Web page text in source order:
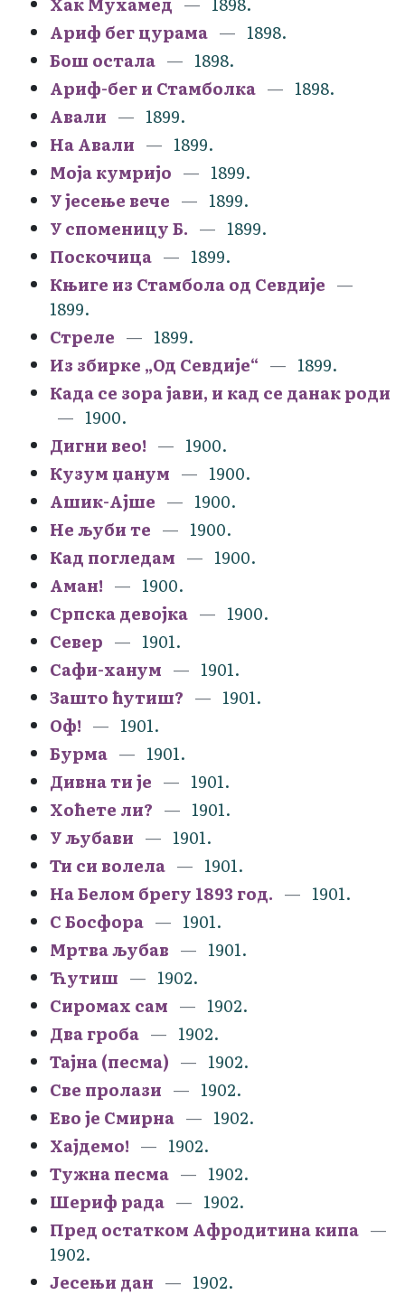
Ариф бег цурама
1898.
Бош остала
1898.
Ариф-бег и Стамболка
1898.
Авали
1899.
На Авали
1899.
Моја кумријо
1899.
У јесење вече
1899.
У споменицу Б.
1899.
Поскочица
1899.
Књиге из Стамбола од Севдије
1899.
Стреле
1899.
Из збирке „Од Севдије“
1899.
Када се зора јави, и кад се данак роди
1900.
Дигни вео!
1900.
Кузум џанум
1900.
Ашик-Ајше
1900.
Не љуби те
1900.
Кад погледам
1900.
Аман!
1900.
Српска девојка
1900.
Север
1901.
Сафи-ханум
1901.
Зашто ћутиш?
1901.
Оф!
1901.
Бурма
1901.
Дивна ти је
1901.
Хоћете ли?
1901.
У љубави
1901.
Ти си волела
1901.
На Белом брегу 1893 год.
1901.
С Босфора
1901.
Мртва љубав
1901.
Ћутиш
1902.
Сиромах сам
1902.
Два гроба
1902.
Тајна (песма)
1902.
Све пролази
1902.
Ево је Смирна
1902.
Хајдемо!
1902.
Тужна песма
1902.
Шериф рада
1902.
Пред остатком Афродитина кипа
1902.
Јесењи дан
1902.